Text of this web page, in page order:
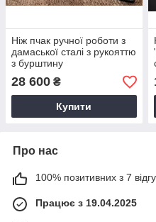
Ніж пчак ручної роботи з
дамаської сталі з рукояттю
з бурштину
28 600 ₴
Купити
Про нас
100% позитивних з 7
Працює з 19.04.2025